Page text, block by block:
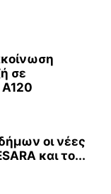
σε
οι νέες
και το...